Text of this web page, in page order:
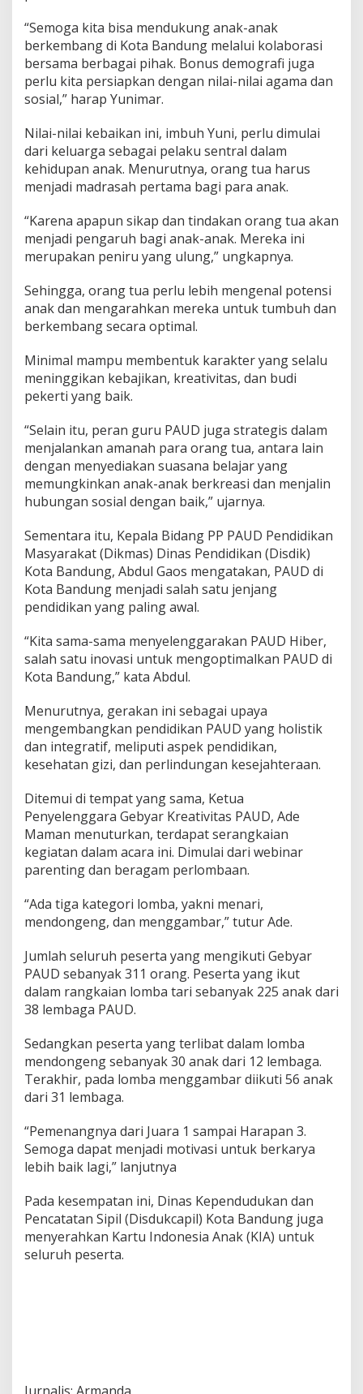
m
a
l
k
o
n
u
s
D
m
o
g
r
f
“Semoga kita bisa mendukung anak-anak
berkembang di Kota Bandung melalui kolaborasi
bersama berbagai pihak. Bonus demografi juga
perlu kita persiapkan dengan nilai-nilai agama dan
sosial,” harap Yunimar.
Nilai-nilai kebaikan ini, imbuh Yuni, perlu dimulai
dari keluarga sebagai pelaku sentral dalam
kehidupan anak. Menurutnya, orang tua harus
menjadi madrasah pertama bagi para anak.
“Karena apapun sikap dan tindakan orang tua akan
menjadi pengaruh bagi anak-anak. Mereka ini
merupakan peniru yang ulung,” ungkapnya.
Sehingga, orang tua perlu lebih mengenal potensi
anak dan mengarahkan mereka untuk tumbuh dan
berkembang secara optimal.
Minimal mampu membentuk karakter yang selalu
meninggikan kebajikan, kreativitas, dan budi
pekerti yang baik.
“Selain itu, peran guru PAUD juga strategis dalam
menjalankan amanah para orang tua, antara lain
dengan menyediakan suasana belajar yang
memungkinkan anak-anak berkreasi dan menjalin
hubungan sosial dengan baik,” ujarnya.
Sementara itu, Kepala Bidang PP PAUD Pendidikan
Masyarakat (Dikmas) Dinas Pendidikan (Disdik)
Kota Bandung, Abdul Gaos mengatakan, PAUD di
Kota Bandung menjadi salah satu jenjang
pendidikan yang paling awal.
“Kita sama-sama menyelenggarakan PAUD Hiber,
salah satu inovasi untuk mengoptimalkan PAUD di
Kota Bandung,” kata Abdul.
Menurutnya, gerakan ini sebagai upaya
mengembangkan pendidikan PAUD yang holistik
dan integratif, meliputi aspek pendidikan,
kesehatan gizi, dan perlindungan kesejahteraan.
Ditemui di tempat yang sama, Ketua
Penyelenggara Gebyar Kreativitas PAUD, Ade
Maman menuturkan, terdapat serangkaian
kegiatan dalam acara ini. Dimulai dari webinar
parenting dan beragam perlombaan.
“Ada tiga kategori lomba, yakni menari,
mendongeng, dan menggambar,” tutur Ade.
Jumlah seluruh peserta yang mengikuti Gebyar
PAUD sebanyak 311 orang. Peserta yang ikut
dalam rangkaian lomba tari sebanyak 225 anak dari
38 lembaga PAUD.
Sedangkan peserta yang terlibat dalam lomba
mendongeng sebanyak 30 anak dari 12 lembaga.
Terakhir, pada lomba menggambar diikuti 56 anak
dari 31 lembaga.
“Pemenangnya dari Juara 1 sampai Harapan 3.
Semoga dapat menjadi motivasi untuk berkarya
lebih baik lagi,” lanjutnya
Pada kesempatan ini, Dinas Kependudukan dan
Pencatatan Sipil (Disdukcapil) Kota Bandung juga
menyerahkan Kartu Indonesia Anak (KIA) untuk
seluruh peserta.